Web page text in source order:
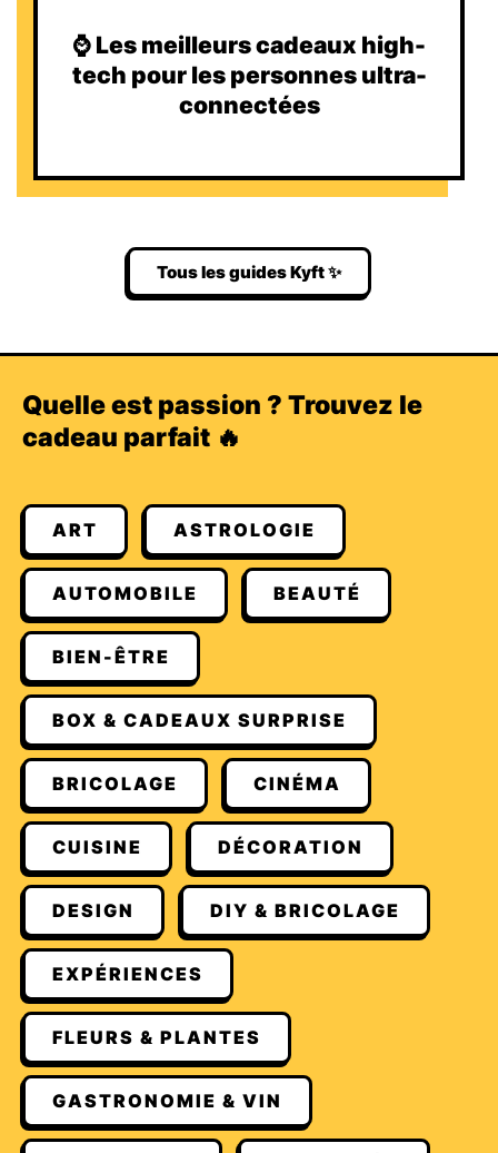
⌚️ Les meilleurs cadeaux high-
tech pour les personnes ultra-
connectées
Tous les guides Kyft ✨
Quelle est passion ? Trouvez le
cadeau parfait 🔥
ART ASTROLOGIE
AUTOMOBILE BEAUTÉ
BIEN-ÊTRE
BOX & CADEAUX SURPRISE
BRICOLAGE CINÉMA
CUISINE DÉCORATION
DESIGN DIY & BRICOLAGE
EXPÉRIENCES
FLEURS & PLANTES
GASTRONOMIE & VIN